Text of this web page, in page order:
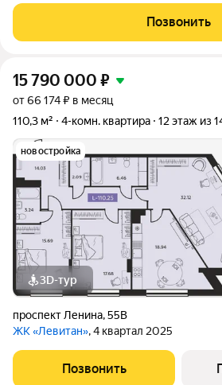
Состояние Отличное .полностью
Косметический ремонт .Новая
Позвонить
15 790 000 ₽
от 66 174 ₽ в месяц
110,3 м²
4-комн. квартира 12 этаж из
новостройка
3D-тур
проспект Ленина,55В
ЖК «Левитан», 4 квартал 2025
Позвонить